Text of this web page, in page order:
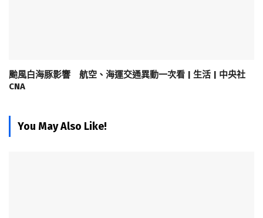
颱風白海豚影響 航空、海運交通異動一次看 | 生活 | 中央社
CNA
You May Also Like!